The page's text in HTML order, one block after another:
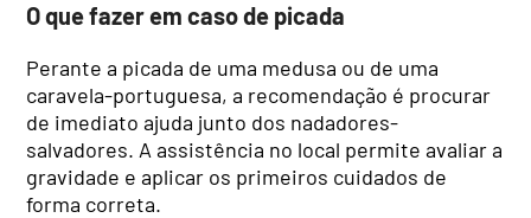
O que fazer em caso de picada
Perante a picada de uma medusa ou de uma
caravela-portuguesa, a recomendação é procurar
de imediato ajuda junto dos nadadores-
salvadores. A assistência no local permite avaliar a
gravidade e aplicar os primeiros cuidados de
forma correta.